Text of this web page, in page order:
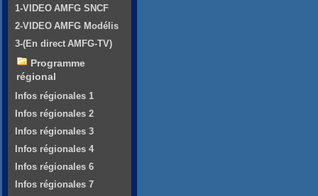
1-VIDEO AMFG SNCF
2-VIDEO AMFG Modélis
3-(En direct AMFG-TV)
Programme
régional
Infos régionales 1
Infos régionales 2
Infos régionales 3
Infos régionales 4
Infos régionales 6
Infos régionales 7